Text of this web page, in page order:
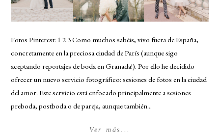
Fotos Pinterest: 1 2 3 Como muchos sabéis, vivo fuera de España,
concretamente en la preciosa ciudad de París (aunque sigo
aceptando reportajes de boda en Granada!). Por ello he decidido
ofrecer un nuevo servicio fotográfico: sesiones de fotos en la ciudad
del amor. Este servicio está enfocado principalmente a sesiones
preboda, postboda o de pareja, aunque también...
Ver más...